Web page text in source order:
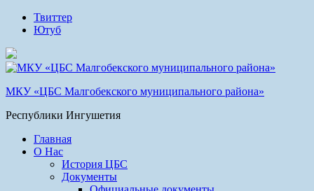
Твиттер
Ютуб
МКУ «ЦБС Малгобекского муниципального района»
Республики Ингушетия
Главная
О Нас
История ЦБС
Документы